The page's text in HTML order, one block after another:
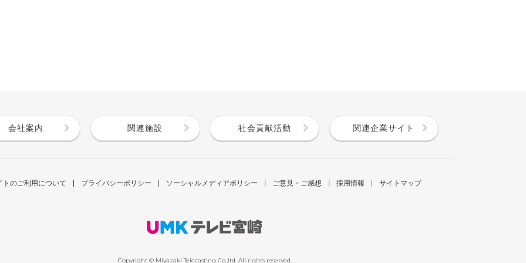
会社案内 関連施設 社会貢献活動 関連企業サイト
トのご利用について プライバシーポリシー ソーシャルメディアポリシー ご意見・ご感想 採用情報 サイトマップ
Copyright © Miyazaki Telecasting Co.,ltd. All rights reserved.